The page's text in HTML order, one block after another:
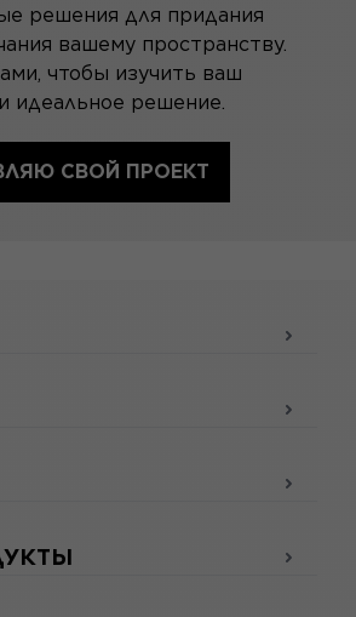
решения для придания
вашему пространству.
чтобы изучить ваш
идеальное решение.
СВОЙ ПРОЕКТ